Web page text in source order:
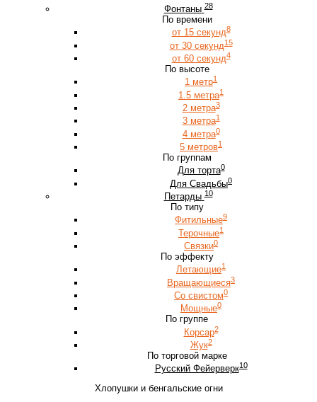
Фонтаны 28
По времени
от 15 секунд8
от 30 секунд15
от 60 секунд4
По высоте
1 метр1
1.5 метра1
2 метра3
3 метра1
4 метра0
5 метров1
По группам
Для торта0
Для Свадьбы0
Петарды 10
По типу
Фитильные9
Терочные1
Связки0
По эффекту
Летающие1
Вращающиеся3
Со свистом0
Мощные0
По группе
Корсар2
Жук2
По торговой марке
Русский Фейерверк10
Хлопушки и бенгальские огни